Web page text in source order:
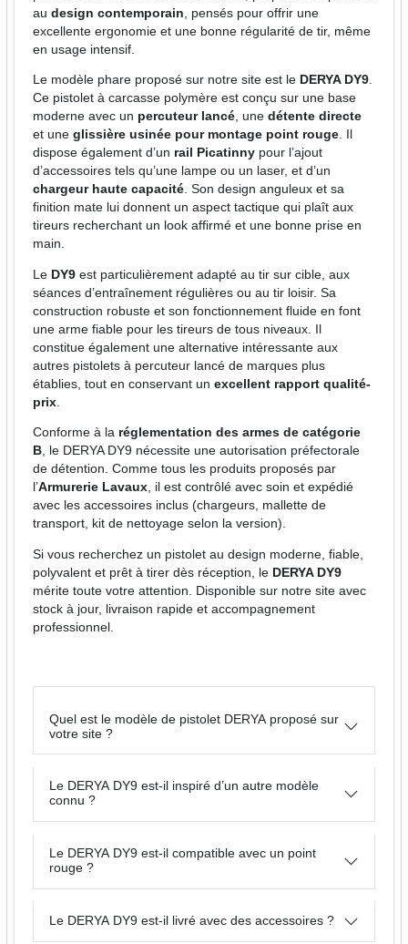
audesign contemporain , pensés pour offrir une
excellente ergonomie et une bonne régularité de tir, même
en usage intensif.
Le modèle phare proposé sur notre site est le DERYA DY9.
Ce pistolet à carcasse polymère est conçu sur une base
moderne avec un percuteur lancé, unedétente directe
et uneglissière usinée pour montage point rouge. Il
dispose également d’un rail Picatinny pour l’ajout
d’accessoires tels qu’une lampe ou un laser, et d’un
chargeur haute capacité. Son design anguleux et sa
finition mate lui donnent un aspect tactique qui plaît aux
tireurs recherchant un look affirmé et une bonne prise en
main.
Le DY9 est particulièrement adapté au tir sur cible, aux
séances d’entraînement régulières ou au tir loisir. Sa
construction robuste et son fonctionnement fluide en font
une arme fiable pour les tireurs de tous niveaux. Il
constitue également une alternative intéressante aux
autres pistolets à percuteur lancé de marques plus
établies, tout en conservant unexcellent rapport qualité-
prix
Conforme à la réglementation des armes de catégorie
B, le DERYA DY9 nécessite une autorisation préfectorale
de détention. Comme tous les produits proposés par
l’Armurerie Lavaux, il est contrôlé avec soin et expédié
avec les accessoires inclus (chargeurs, mallette de
transport, kit de nettoyage selon la version).
Si vous recherchez un pistolet au design moderne, fiable,
polyvalent et prêt à tirer dès réception, le DERYA DY9
mérite toute votre attention. Disponible sur notre site avec
stock à jour, livraison rapide et accompagnement
professionnel.
Quel est le modèle de pistolet DERYA proposé sur
votre site ?
Le DERYA DY9 est-il inspiré d’un autre modèle
connu ?
Le DERYA DY9 est-il compatible avec un point
rouge ?
Le DERYA DY9 est-il livré avec des accessoires ?